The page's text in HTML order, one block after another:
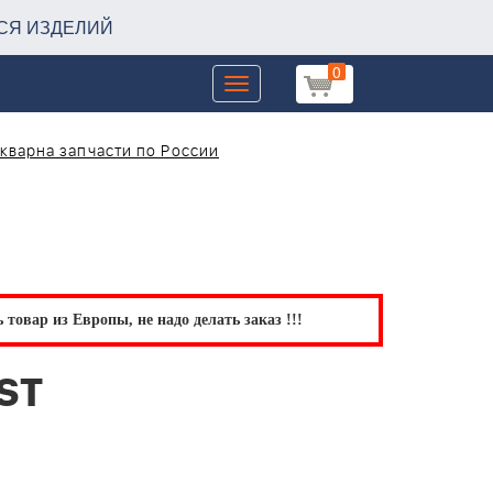
ИЗДЕЛИЙ
0
Toggle
navigation
запчасти по России
из Европы, не надо делать заказ !!!